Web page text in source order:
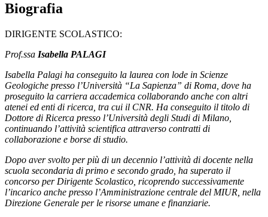
Biografia
DIRIGENTE SCOLASTICO:
Prof.ssa Isabella PALAGI
Isabella Palagi ha conseguito la laurea con lode in Scienze
Geologiche presso l’Università “La Sapienza” di Roma, dove ha
proseguito la carriera accademica collaborando anche con altri
atenei ed enti di ricerca, tra cui il CNR. Ha conseguito il titolo di
Dottore di Ricerca presso l’Università degli Studi di Milano,
continuando l’attività scientifica attraverso contratti di
collaborazione e borse di studio.
Dopo aver svolto per più di un decennio l’attività di docente nella
scuola secondaria di primo e secondo grado, ha superato il
concorso per Dirigente Scolastico, ricoprendo successivamente
l’incarico anche presso l’Amministrazione centrale del MIUR, nella
Direzione Generale per le risorse umane e finanziarie.